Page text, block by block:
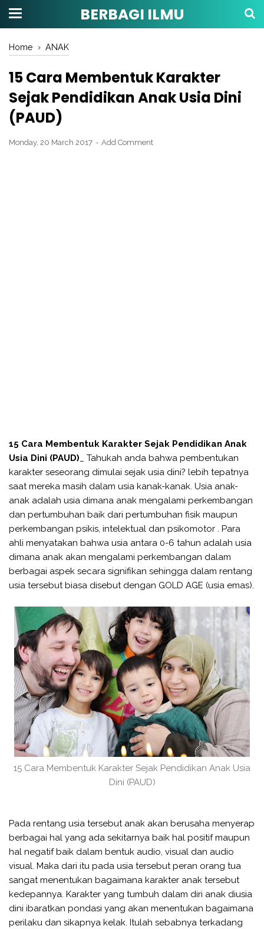
BERBAGI ILMU
Home › ANAK
15 Cara Membentuk Karakter
Sejak Pendidikan Anak Usia Dini
(PAUD)
Monday, 20 March 2017 Add Comment
15 Cara Membentuk Karakter Sejak Pendidikan Anak
Usia Dini (PAUD) _ Tahukah anda bahwa pembentukan
karakter seseorang dimulai sejak usia dini? lebih tepatnya
saat mereka masih dalam usia kanak-kanak. Usia anak-
anak adalah usia dimana anak mengalami perkembangan
dan pertumbuhan baik dari pertumbuhan fisik maupun
perkembangan psikis, intelektual dan psikomotor . Para
ahli menyatakan bahwa usia antara 0-6 tahun adalah usia
dimana anak akan mengalami perkembangan dalam
berbagai aspek secara signifikan sehingga dalam rentang
usia tersebut biasa disebut dengan GOLD AGE (usia emas).
15 Cara Membentuk Karakter Sejak Pendidikan Anak Usia
Dini (PAUD)
Pada rentang usia tersebut anak akan berusaha menyerap
berbagai hal yang ada sekitarnya baik hal positif maupun
hal negatif baik dalam bentuk audio, visual dan audio
visual. Maka dari itu pada usia tersebut peran orang tua
sangat menentukan bagaimana karakter anak tersebut
kedepannya. Karakter yang tumbuh dalam diri anak diusia
dini ibaratkan pondasi yang akan menentukan bagaimana
perilaku dan sikapnya kelak. Itulah sebabnya terkadang